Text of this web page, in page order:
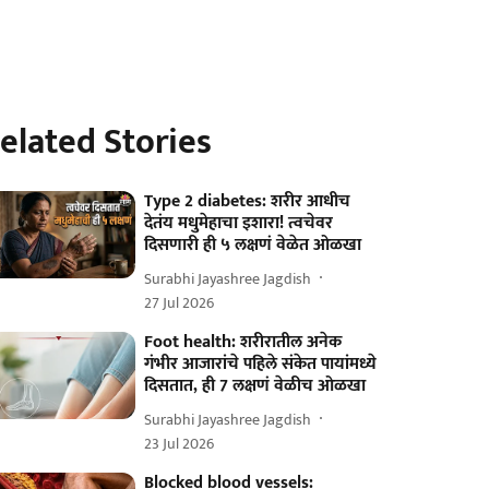
Stories
Type 2 diabetes: शरीर आधीच
देतंय मधुमेहाचा इशारा! त्वचेवर
दिसणारी ही ५ लक्षणं वेळेत ओळखा
Surabhi Jayashree Jagdish
27 Jul 2026
Foot health: शरीरातील अनेक
गंभीर आजारांचे पहिले संकेत पायांमध्ये
दिसतात, ही 7 लक्षणं वेळीच ओळखा
Surabhi Jayashree Jagdish
23 Jul 2026
Blocked blood vessels: